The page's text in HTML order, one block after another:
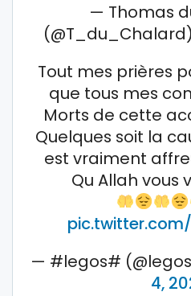
— Thomas
(@T_du_Chalard)
Tout mes prières
que tous mes
Morts de cette
Quelques soit la
est vraiment
Qu Allah vous
— #legos#
4,